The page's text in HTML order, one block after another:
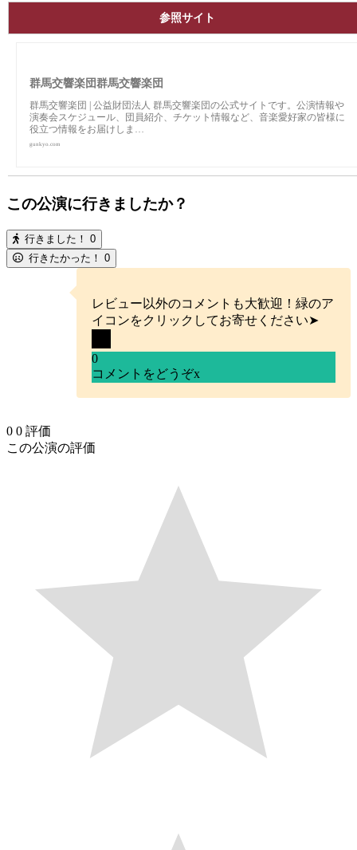
参照サイト
群馬交響楽団群馬交響楽団
群馬交響楽団 | 公益財団法人 群馬交響楽団の公式サイトです。公演情報や
演奏会スケジュール、団員紹介、チケット情報など、音楽愛好家の皆様に
役立つ情報をお届けしま…
gunkyo.com
この公演に行きましたか？
行きました！ 0
行きたかった！ 0
レビュー以外のコメントも大歓迎！緑のア
イコンをクリックしてお寄せください➤
0
コメントをどうぞx
0 0 評価
この公演の評価